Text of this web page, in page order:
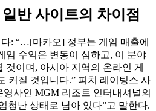
반 사이트의 차이점
: “…[마카오] 정부는 게임 매출에
임 수익은 변동이 심하고, 이 분야
것이며, 아시아 지역의 온라인 게
커질 것입니다.” 피치 레이팅스 사
사인 MGM 리조트 인터내셔널의
청난 상태로 남아 있다”고 말한다.